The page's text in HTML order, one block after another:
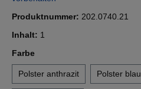
Produktnummer: 202.0740.21
Inhalt: 1
Farbeauswählen
Polster anthrazit Polster blau